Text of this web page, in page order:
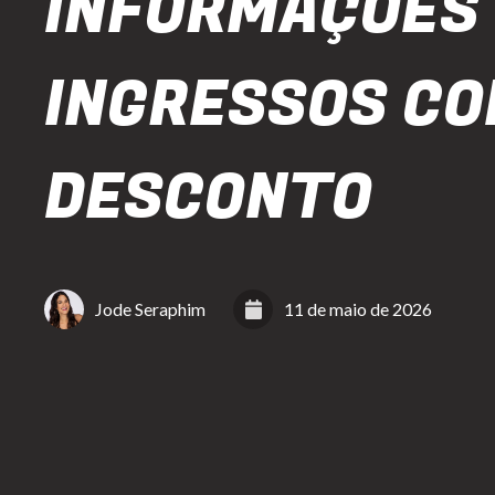
INGRESSOS
DESCONTO
Jode Seraphim 11 de maio de 2026